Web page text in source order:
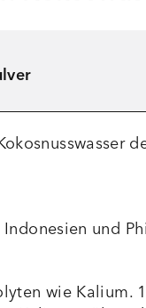
und
wie Kalium.